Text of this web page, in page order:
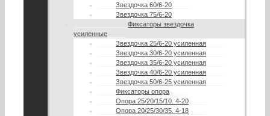
Звездочка 60/6-20
Звездочка 75/6-20
Фиксаторы звездочка
усиленные
Звездочка 25/6-20 усиленная
Звездочка 30/6-20 усиленная
Звездочка 35/6-20 усиленная
Звездочка 40/6-20 усиленная
Звездочка 50/6-25 усиленная
Фиксаторы опора
Опора 25/20/15/10. 4-20
Опора 20/25/30/35. 4-18